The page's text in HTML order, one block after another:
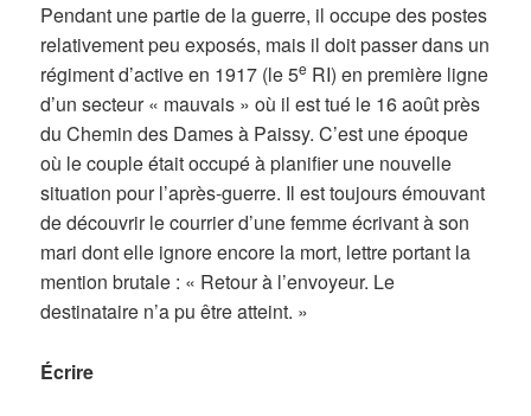
Pendant une partie de la guerre, il occupe des postes
relativement peu exposés, mais il doit passer dans un
régiment d’active en 1917 (le 5e RI) en première ligne
d’un secteur « mauvais » où il est tué le 16 août près
du Chemin des Dames à Paissy. C’est une époque
où le couple était occupé à planifier une nouvelle
situation pour l’après-guerre. Il est toujours émouvant
de découvrir le courrier d’une femme écrivant à son
mari dont elle ignore encore la mort, lettre portant la
mention brutale : « Retour à l’envoyeur. Le
destinataire n’a pu être atteint. »
Écrire